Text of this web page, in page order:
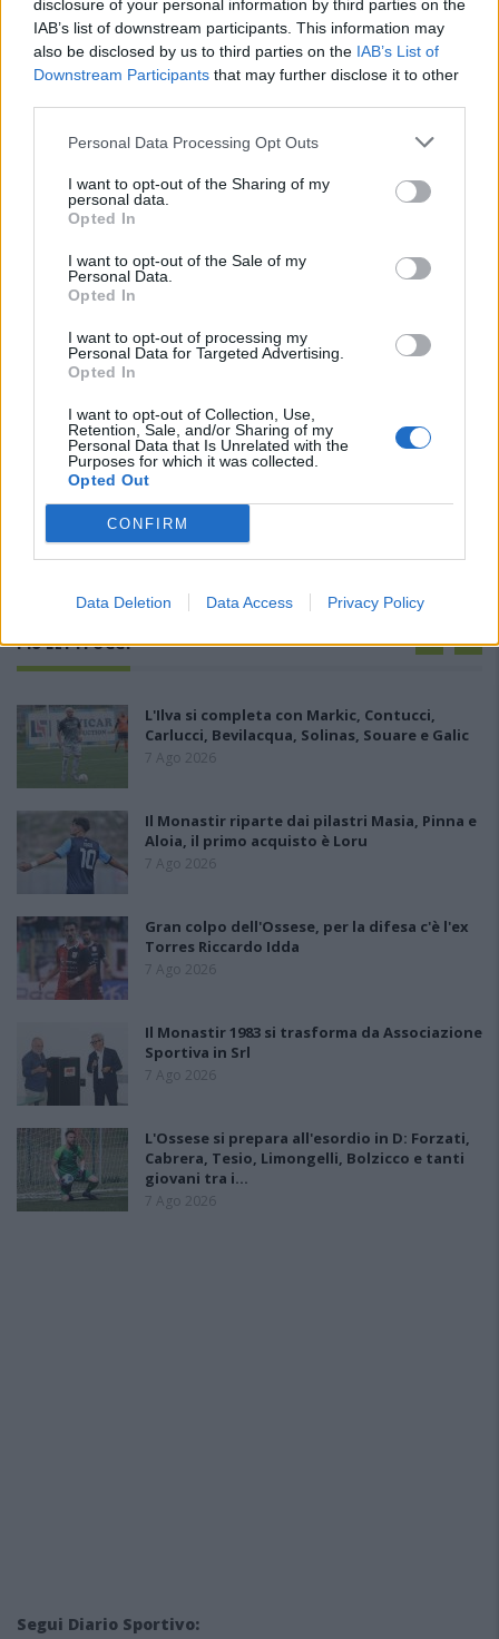
disclosure of your personal information by third parties on the
IAB’s list of downstream participants. This information may
also be disclosed by us to third parties on the IAB’s List of
Downstream Participants that may further disclose it to other
Personal Data Processing Opt Outs
I want to opt-out of the Sharing of my
personal data.
Opted In
I want to opt-out of the Sale of my
Personal Data.
Opted In
I want to opt-out of processing my
Personal Data for Targeted Advertising.
Opted In
I want to opt-out of Collection, Use,
Retention, Sale, and/or Sharing of my
Personal Data that Is Unrelated with the
Purposes for which it was collected.
Opted Out
CONFIRM
Data Deletion Data Access Privacy Policy
PIÙ LETTI OGGI
L'Ilva si completa con Markic, Contucci,
Carlucci, Bevilacqua, Solinas, Souare e Galic
7 Ago 2026
Il Monastir riparte dai pilastri Masia, Pinna e
Aloia, il primo acquisto è Loru
7 Ago 2026
Gran colpo dell'Ossese, per la difesa c'è l'ex
Torres Riccardo Idda
7 Ago 2026
Il Monastir 1983 si trasforma da Associazione
Sportiva in Srl
7 Ago 2026
L'Ossese si prepara all'esordio in D: Forzati,
Cabrera, Tesio, Limongelli, Bolzicco e tanti
giovani tra i…
7 Ago 2026
Segui Diario Sportivo: